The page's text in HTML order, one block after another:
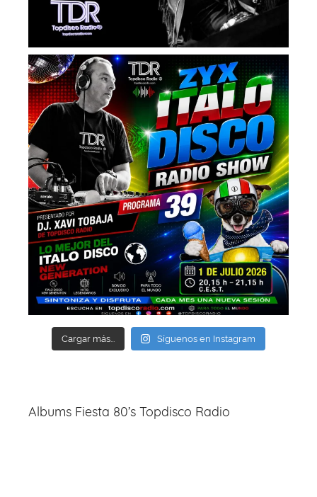
Cargar más... Síguenos en Instagram
Albums Fiesta 80’s Topdisco Radio